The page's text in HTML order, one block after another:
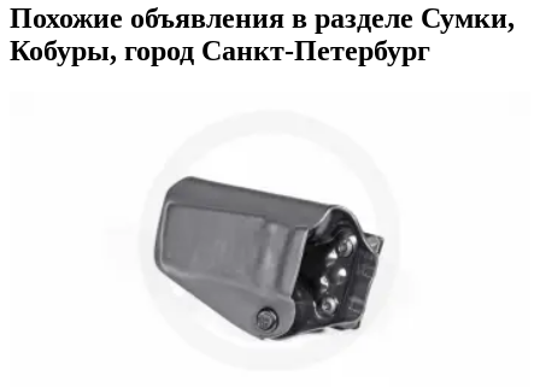
Похожие объявления в разделе Сумки,
Кобуры, город Санкт-Петербург